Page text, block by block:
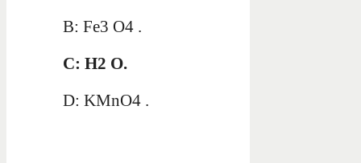
B: Fe3 O4 .
C: H2 O.
D: KMnO4 .